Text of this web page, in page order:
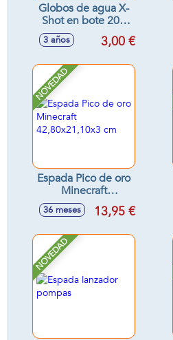
Globos de agua X-
Shot en bote 200
ud. 22'x7'8x7'8cm -
Modelos surtidos
3 años 3,00 €
NOVEDAD
Espada Pico de oro
Minecraft
42,80x21,10x3 cm
36 meses 13,95 €
NOVEDAD